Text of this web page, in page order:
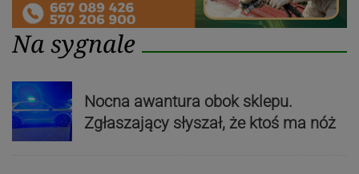
Na sygnale
Nocna awantura obok sklepu.
Zgłaszający słyszał, że ktoś ma nóż